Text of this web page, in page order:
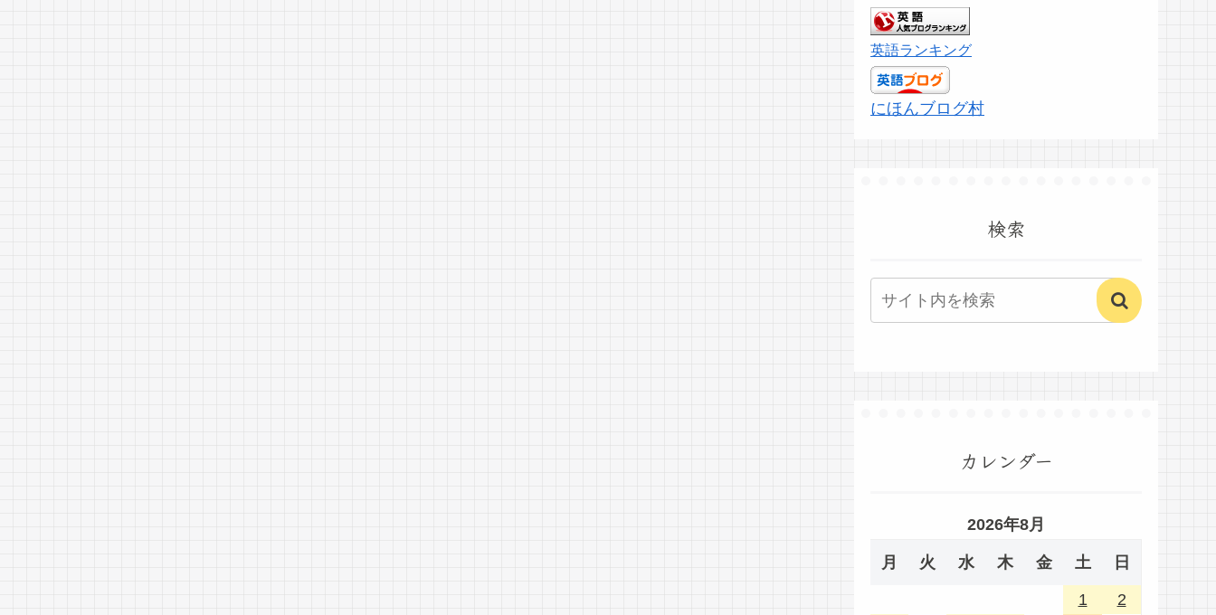
英語ランキング
にほんブログ村
検索
カレンダー
2026年8月
月 火 水 木 金 土 日
1
2